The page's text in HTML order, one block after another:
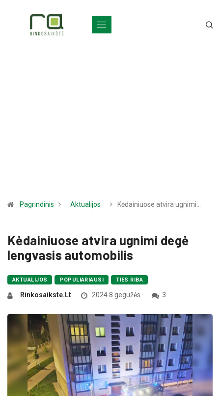
Pagrindinis Aktualijos Kėdainiuose atvira ugnimi…
Kėdainiuose atvira ugnimi degė
lengvasis automobilis
AKTUALIJOS POPULIARIAUSI TIES RIBA
Rinkosaikste.lt 2024 8 gegužės 3